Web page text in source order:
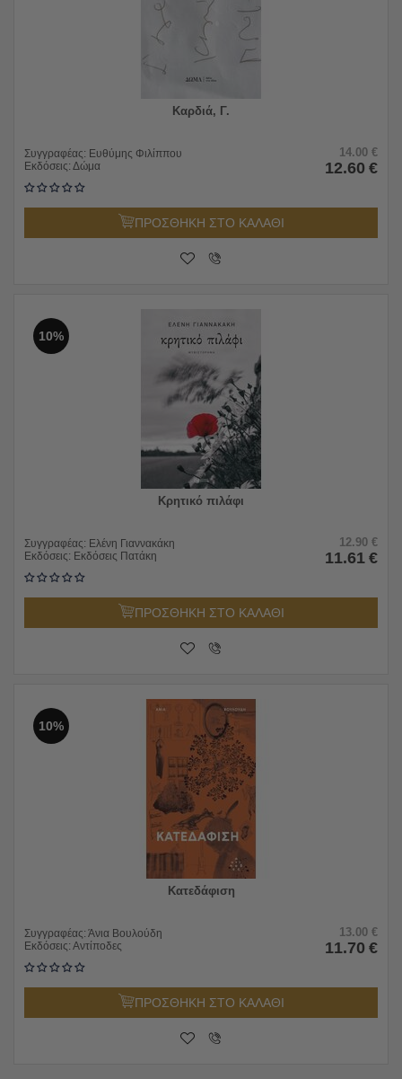
Καρδιά, Γ.
Συγγραφέας: Ευθύμης Φιλίππου
Εκδόσεις: Δώμα
14.00 €
12.60 €
ΠΡΟΣΘΗΚΗ ΣΤΟ ΚΑΛΑΘΙ
10%
Κρητικό πιλάφι
Συγγραφέας: Ελένη Γιαννακάκη
Εκδόσεις: Εκδόσεις Πατάκη
12.90 €
11.61 €
ΠΡΟΣΘΗΚΗ ΣΤΟ ΚΑΛΑΘΙ
10%
Κατεδάφιση
Συγγραφέας: Άνια Βουλούδη
Εκδόσεις: Αντίποδες
13.00 €
11.70 €
ΠΡΟΣΘΗΚΗ ΣΤΟ ΚΑΛΑΘΙ